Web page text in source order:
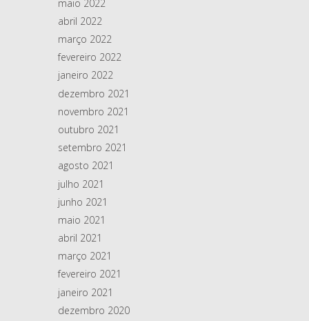
maio 2022
abril 2022
março 2022
fevereiro 2022
janeiro 2022
dezembro 2021
novembro 2021
outubro 2021
setembro 2021
agosto 2021
julho 2021
junho 2021
maio 2021
abril 2021
março 2021
fevereiro 2021
janeiro 2021
dezembro 2020